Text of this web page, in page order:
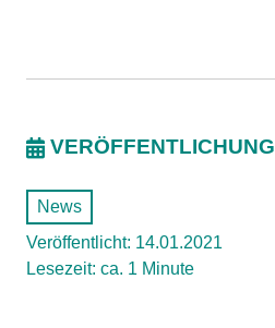
VERÖFFENTLICHUNG
News
Veröffentlicht: 14.01.2021
Lesezeit: ca. 1 Minute